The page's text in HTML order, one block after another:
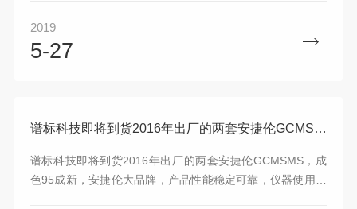
GCMS 7890B-5975C两套3，安捷伦Q-TOF LCMSMS＋
1290一套4，安捷伦ICPMS 7500CX2套5，岛津GCMS
2019
5-27
谱标科技即将到货2016年出厂的两套安捷伦GCMSMS
谱标科技即将到货2016年出厂的两套安捷伦GCMSMS，成
色95成新，安捷伦大品牌，产品性能稳定可靠，仪器使用方